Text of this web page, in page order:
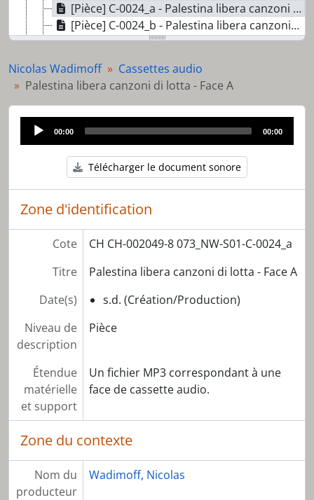
[Pièce] C-0024_a - Palestina libera canzoni di lotta - Face A
[Pièce] C-0024_b - Palestina libera canzoni di lotta - Face B
[Dossier] D001 - Jaquettes
[Série] S03 - Celulles autonomes
[Série] S04 - Autocollants et photographies
[Pièce] AC_aff_0091 - Les Karotte Kiri Tour '88
Nicolas Wadimoff
Cassettes audio
Palestina libera canzoni di lotta - Face A
Audio
Player
00:00 00:00
Télécharger le document sonore
Zone d'identification
Cote
CH CH-002049-8 073_NW-S01-C-0024_a
Titre
Palestina libera canzoni di lotta - Face A
Date(s)
s.d. (Création/Production)
Niveau de
description
Pièce
Étendue
matérielle
et support
Un fichier MP3 correspondant à une
face de cassette audio.
Zone du contexte
Nom du
producteur
Wadimoff, Nicolas